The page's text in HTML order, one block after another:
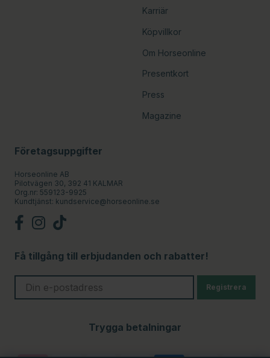
Karriär
Köpvillkor
Om Horseonline
Presentkort
Press
Magazine
Företagsuppgifter
Horseonline AB
Pilotvägen 30, 392 41 KALMAR
Org.nr: 559123-9925
Kundtjänst: kundservice@horseonline.se
Få tillgång till erbjudanden och rabatter!
Registrera
Trygga betalningar